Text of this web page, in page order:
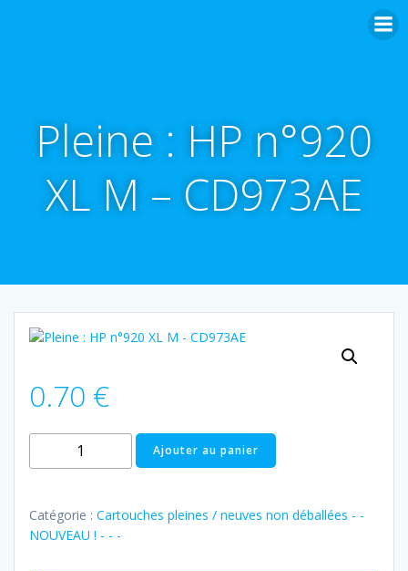
Pleine : HP n°920
XL M – CD973AE
0.70 €
quantité
de
:
HP
Ajouter au panier
Catégorie : Cartouches pleines / neuves non déballées - -
NOUVEAU ! - - -